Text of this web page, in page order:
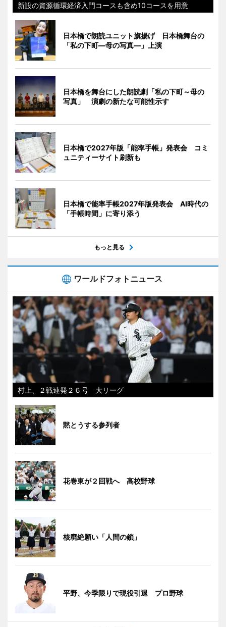
新設の資源循環経済入門コースも含め10コースを用意
日本橋で朗読ユニット旗揚げ 日本橋舞台の
「私の下町―母の写真―」上演
日本橋を舞台にした朗読劇「私の下町～母の
写真」 演劇の新たな可能性示す
日本橋で2027年版「能率手帳」発表会 コミ
ュニティーサイト刷新も
日本橋で能率手帳2027年版発表会 AI時代の
「手帳時間」に寄り添う
もっと見る
ワールドフォトニュース
村上、２戦連発２６号 大リーグ
黙とうする参列者
花巻東が２回戦へ 高校野球
核廃絶願い「人間の鎖」
平野、今季限りで現役引退 プロ野球